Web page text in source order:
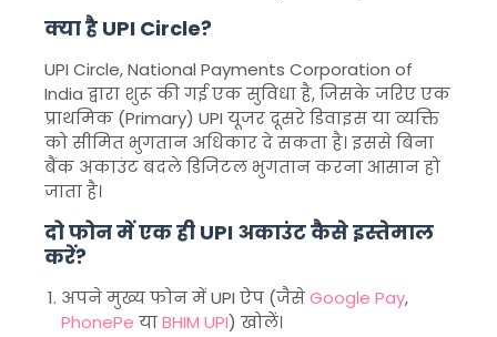
क्या है UPI Circle?
UPI Circle,National Payments Corporation of
India द्वारा शुरू की गई एक सुविधा है, जिसके जरिए एक
प्राथमिक (Primary) UPI यूजर दूसरे डिवाइस या व्यक्ति
को सीमित भुगतान अधिकार दे सकता है। इससे बिना
बैंक अकाउंट बदले डिजिटल भुगतान करना आसान हो
जाता है।
दो फोन में एक ही UPI अकाउंट कैसे इस्तेमाल
करें?
अपने मुख्य फोन में UPI ऐप (जैसेGoogle Pay,
PhonePe याBHIM UPI) खोलें।